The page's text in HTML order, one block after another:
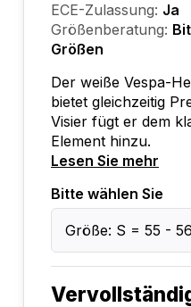
ECE-Zulassung: Ja
Größenberatung:
Größen
Der weiße Vespa-
bietet gleichzeitig
Visier fügt er dem
Element hinzu.
Lesen Sie mehr
Bitte wählen Sie
Größe: S = 55 -